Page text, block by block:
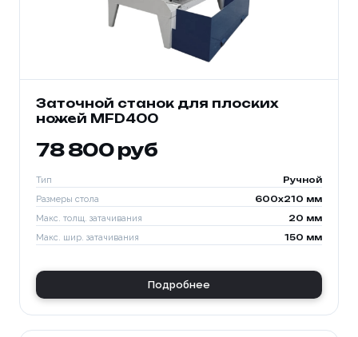
Заточной станок для плоских
ножей MFD400
78 800 руб
Тип Ручной
Размеры стола 600x210 мм
Макс. толщ. затачивания 20 мм
Макс. шир. затачивания 150 мм
Подробнее